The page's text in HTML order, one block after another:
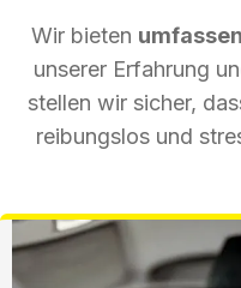
Wir bieten
unserer Erfahrung
stellen wir sicher,
reibungslos und